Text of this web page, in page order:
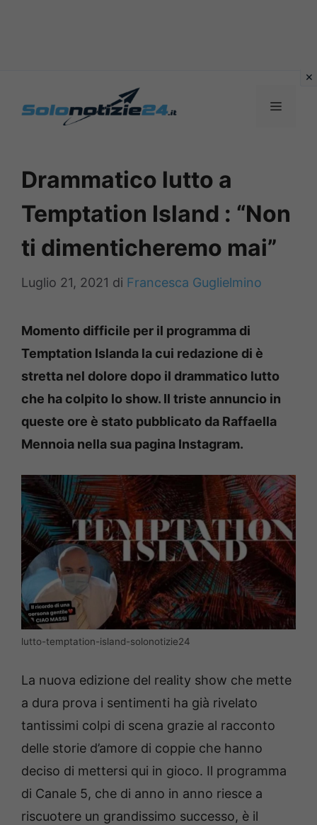
MENU
Drammatico lutto a
Temptation Island : “Non
ti dimenticheremo mai”
Luglio 21, 2021 di Francesca Guglielmino
Momento difficile per il programma di
Temptation Islanda la cui redazione di è
stretta nel dolore dopo il drammatico lutto
che ha colpito lo show. Il triste annuncio in
queste ore è stato pubblicato da Raffaella
Mennoia nella sua pagina Instagram.
lutto-temptation-island-solonotizie24
La nuova edizione del reality show che mette
a dura prova i sentimenti ha già rivelato
tantissimi colpi di scena grazie al racconto
delle storie d’amore di coppie che hanno
deciso di mettersi qui in gioco. Il programma
di Canale 5, che di anno in anno riesce a
riscuotere un grandissimo successo, è il